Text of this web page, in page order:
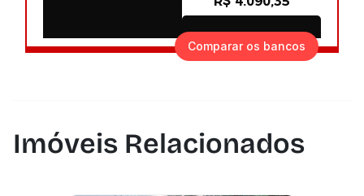
Comparar os bancos
Imóveis Relacionados